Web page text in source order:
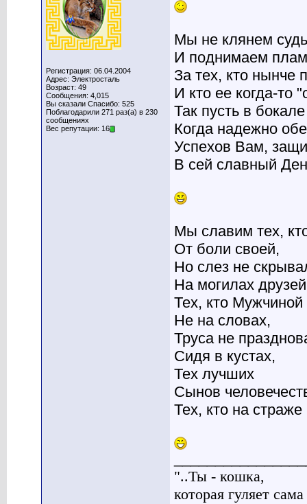
Регистрация: 06.04.2004
Адрес: Электросталь
Возраст: 49
Сообщения: 4,015
Вы сказали Спасибо: 525
Поблагодарили 271 раз(а) в 230
сообщениях
Вес репутации: 16
Мы не клянем
И поднимаем
За тех, кто нынче
И кто ее когда-то
Так пусть в
Когда надежно
Успехов Вам,
В сей славный
Мы славим тех,
От боли своей,
Но слез не
На могилах
Тех, кто
Не на словах,
Труса не
Сидя в кустах,
Тех лучших
Сынов
Тех, кто на
"..Ты - кошка,
которая гуляет